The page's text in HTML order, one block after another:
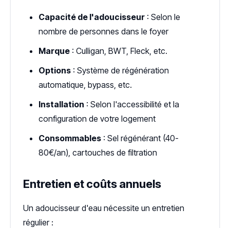
Capacité de l'adoucisseur : Selon le
nombre de personnes dans le foyer
Marque : Culligan, BWT, Fleck, etc.
Options : Système de régénération
automatique, bypass, etc.
Installation : Selon l'accessibilité et la
configuration de votre logement
Consommables : Sel régénérant (40-
80€/an), cartouches de filtration
Entretien et coûts annuels
Un adoucisseur d'eau nécessite un entretien
régulier :